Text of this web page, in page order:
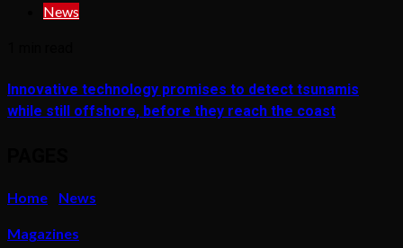
News
Innovative technology promises to detect tsunamis
while still offshore, before they reach the coast
Home News
Magazines